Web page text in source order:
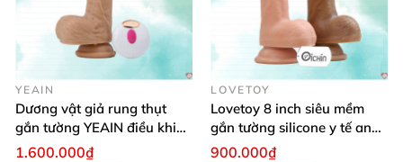
YEAIN
Dương vật giả rung thụt
gắn tường YEAIN điều khiển
từ xa
1.600.000₫
LOVETOY
Lovetoy 8 inch siêu mềm
gắn tường silicone y tế an
toàn
900.000₫